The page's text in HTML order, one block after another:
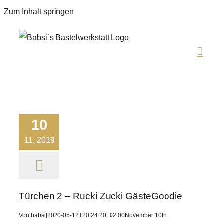
Zum Inhalt springen
10
11, 2019
Türchen 2 – Rucki Zucki GästeGoodie
Von babsi 2020-05-12T20:24:20+02:00November 10th,